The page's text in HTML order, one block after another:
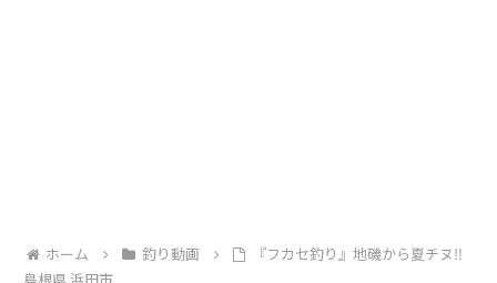
ホーム 釣り動画
『フカセ釣り』地磯から夏チヌ‼️